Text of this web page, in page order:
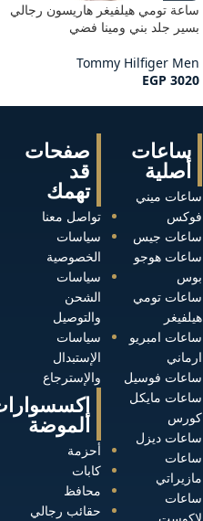
ساعة تومي هيلفيغر هاريسون رجالي
بسير جلد بني ومينا فضي
Tommy Hilfiger Men
EGP 3020
صفحات
قد
تهمك
تواصل معنا
سياسات
الخصوصية
سياسات
الشحن
والتوصيل
سياسات
الإستبدال
والإسترجاع
الموضة
أحزمة
كابات
محافظ
حقائب رجالي
ساعات
أصلية
ساعات ميني
فوكس
ساعات جيس
ساعات هوجو
بوس
ساعات تومي
هيلفيغر
ساعات امبريو
ارماني
ساعات فوسيل
ساعات مايكل
كورس
ساعات ديزل
ساعات
مازيراتي
ساعات